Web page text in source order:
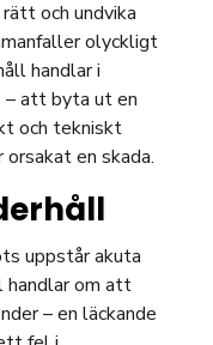
och undvika
olyckligt
handlar i
– att byta ut en
och tekniskt
orsakat en skada.
uppstår akuta
handlar om att
– en läckande